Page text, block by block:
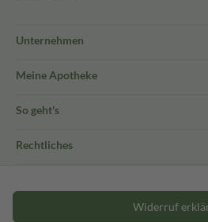
Unternehmen
Meine Apotheke
So geht's
Rechtliches
Widerruf